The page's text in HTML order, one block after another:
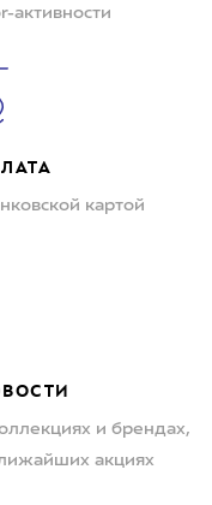
картой
и брендах,
акциях